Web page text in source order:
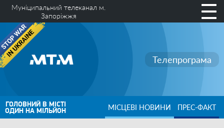
Муніципальний телеканал м.
Запоріжжя
Телепрограма
ГОЛОВНИЙ В МІСТІ
ОДИН НА МІЛЬЙОН МІСЦЕВІ НОВИНИ ПРЕС-ФАКТ